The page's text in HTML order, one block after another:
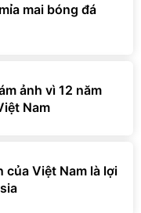
mai bóng đá
ảnh vì 12 năm
Nam
của Việt Nam là lợi